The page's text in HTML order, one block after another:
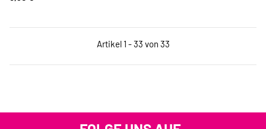
Artikel 1 - 33 von 33